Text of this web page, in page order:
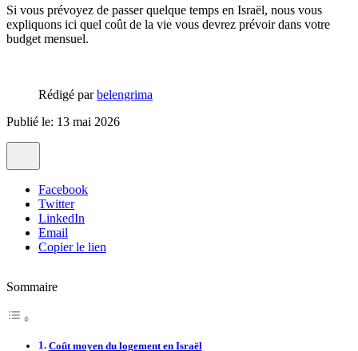
Si vous prévoyez de passer quelque temps en Israël, nous vous
expliquons ici quel coût de la vie vous devrez prévoir dans votre
budget mensuel.
Rédigé parbelengrima
Publié le: 13 mai 2026
Facebook
Twitter
LinkedIn
Email
Copier le lien
Sommaire
Coût moyen du logement en Israël